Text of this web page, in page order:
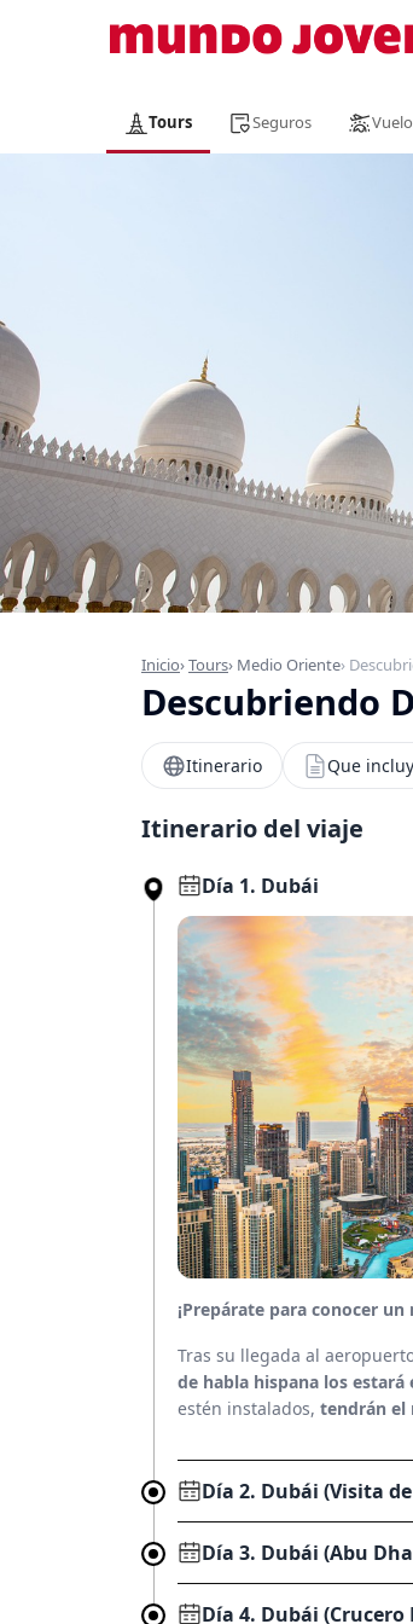
Tours Seguros
Inicio›Tours› Medio Oriente›
Descubriendo
Itinerario Que
Itinerario del viaje
Día 1. Dubái
¡Prepárate para conocer
Tras su llegada al
de habla hispana los
estén instalados, tendrán el
Día 2. Dubái (Visita
Día 3. Dubái (Abu
Día 4. Dubái (Crucero